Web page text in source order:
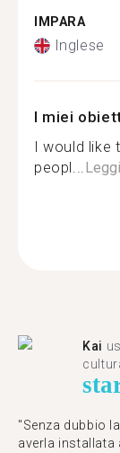
IMPARA
Inglese
I miei
I would like
peopl...
Kai
"Senza dubbio
averla installata